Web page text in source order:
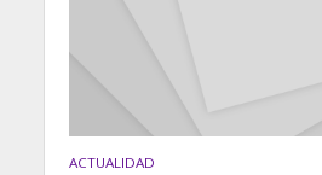
ACTUALIDAD